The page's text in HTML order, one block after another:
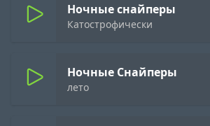
Ночные снайперы
Катострофически
Ночные Снайперы
лето